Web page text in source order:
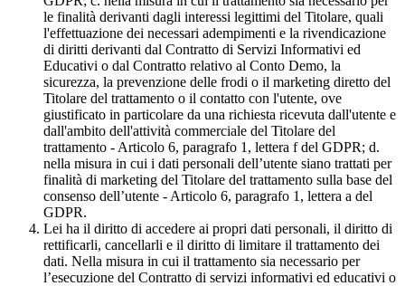
le finalità derivanti dagli interessi legittimi del Titolare, quali
l'effettuazione dei necessari adempimenti e la rivendicazione
di diritti derivanti dal Contratto di Servizi Informativi ed
Educativi o dal Contratto relativo al Conto Demo, la
sicurezza, la prevenzione delle frodi o il marketing diretto del
Titolare del trattamento o il contatto con l'utente, ove
giustificato in particolare da una richiesta ricevuta dall'utente e
dall'ambito dell'attività commerciale del Titolare del
trattamento - Articolo 6, paragrafo 1, lettera f del GDPR; d.
nella misura in cui i dati personali dell’utente siano trattati per
finalità di marketing del Titolare del trattamento sulla base del
consenso dell’utente - Articolo 6, paragrafo 1, lettera a del
GDPR.
Lei ha il diritto di accedere ai propri dati personali, il diritto di
rettificarli, cancellarli e il diritto di limitare il trattamento dei
dati. Nella misura in cui il trattamento sia necessario per
l’esecuzione del Contratto di servizi informativi ed educativi o